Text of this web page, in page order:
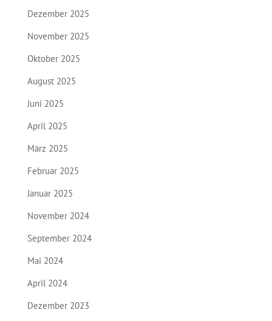
Dezember 2025
November 2025
Oktober 2025
August 2025
Juni 2025
April 2025
März 2025
Februar 2025
Januar 2025
November 2024
September 2024
Mai 2024
April 2024
Dezember 2023